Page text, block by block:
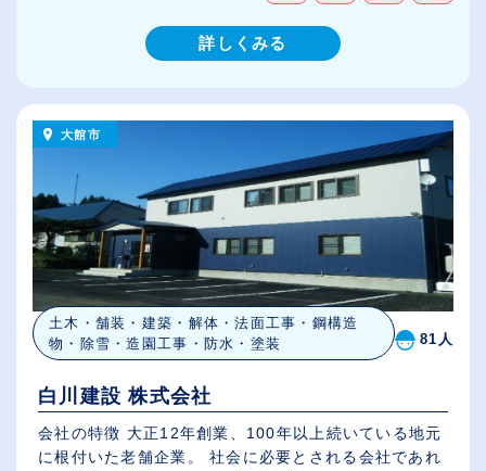
詳しくみる
大館市
土木・舗装・建築・解体・法面工事・鋼構造
物・除雪・造園工事・防水・塗装
81人
白川建設 株式会社
会社の特徴 大正12年創業、100年以上続いている地元
に根付いた老舗企業。 社会に必要とされる会社であれ